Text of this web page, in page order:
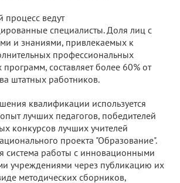
процесс ведут
специалисты. Доля лиц с
и знаниями, привлекаемых к
профессиональных
составляет более 60% от
штатных работников.
квалификации используется
лучших педагогов, победителей
конкурсов лучших учителей
проекта "Образование".
система работы с инновационными
учреждениями через публикацию их
методических сборников,